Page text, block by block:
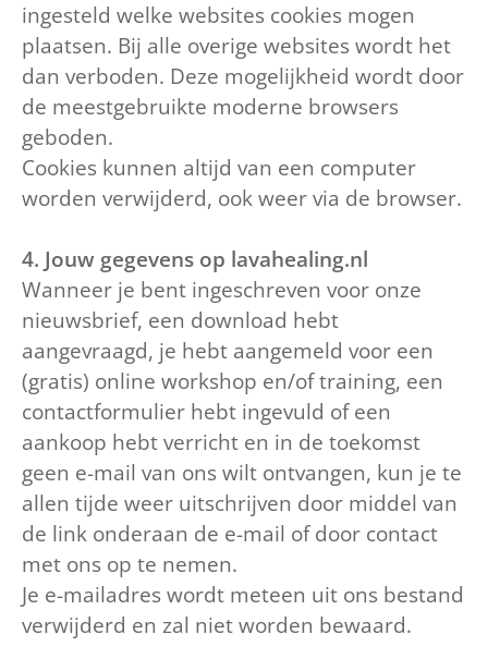
ingesteld welke websites cookies mogen
plaatsen. Bij alle overige websites wordt het
dan verboden. Deze mogelijkheid wordt door
de meestgebruikte moderne browsers
geboden.
Cookies kunnen altijd van een computer
worden verwijderd, ook weer via de browser.
4. Jouw gegevens op lavahealing.nl
Wanneer je bent ingeschreven voor onze
nieuwsbrief, een download hebt
aangevraagd, je hebt aangemeld voor een
(gratis) online workshop en/of training, een
contactformulier hebt ingevuld of een
aankoop hebt verricht en in de toekomst
geen e-mail van ons wilt ontvangen, kun je te
allen tijde weer uitschrijven door middel van
de link onderaan de e-mail of door contact
met ons op te nemen.
Je e-mailadres wordt meteen uit ons bestand
verwijderd en zal niet worden bewaard.